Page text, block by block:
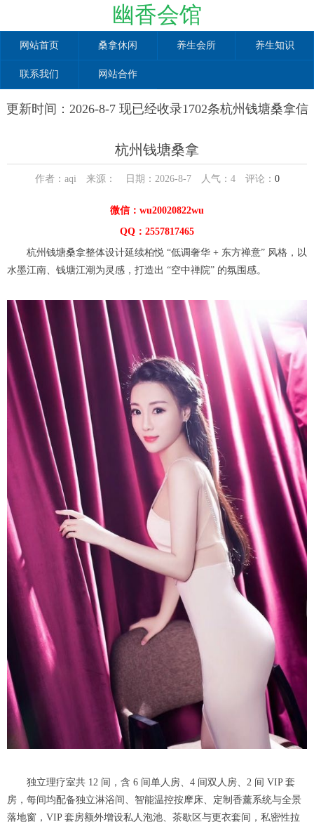
幽香会馆
网站首页 桑拿休闲 养生会所 养生知识
联系我们 网站合作
更新时间：2026-8-7 现已经收录1702条杭州钱塘桑拿信
杭州钱塘桑拿
作者：aqi 来源： 日期：2026-8-7 人气： 4评论： 0
微信：wu20020822wu
QQ：2557817465
杭州钱塘桑拿整体设计延续柏悦 “低调奢华 + 东方禅意” 风格，以
水墨江南、钱塘江潮为灵感，打造出 “空中禅院” 的氛围感。
独立理疗室共 12 间，含 6 间单人房、4 间双人房、2 间 VIP 套
房，每间均配备独立淋浴间、智能温控按摩床、定制香薰系统与全景
落地窗，VIP 套房额外增设私人泡池、茶歇区与更衣套间，私密性拉